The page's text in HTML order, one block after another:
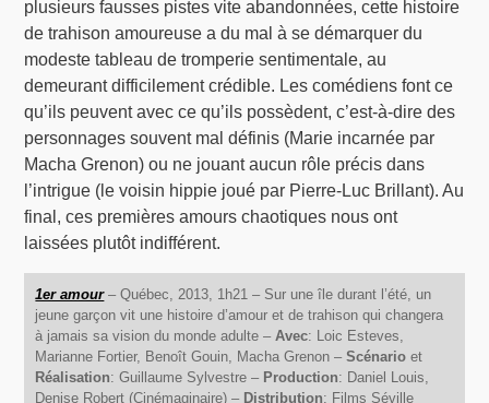
plusieurs fausses pistes vite abandonnées, cette histoire
de trahison amoureuse a du mal à se démarquer du
modeste tableau de tromperie sentimentale, au
demeurant difficilement crédible. Les comédiens font ce
qu’ils peuvent avec ce qu’ils possèdent, c’est-à-dire des
personnages souvent mal définis (Marie incarnée par
Macha Grenon) ou ne jouant aucun rôle précis dans
l’intrigue (le voisin hippie joué par Pierre-Luc Brillant). Au
final, ces premières amours chaotiques nous ont
laissées plutôt indifférent.
1er amour– Québec, 2013, 1h21 – Sur une île durant l’été, un
jeune garçon vit une histoire d’amour et de trahison qui changera
à jamais sa vision du monde adulte – Avec: Loic Esteves,
Marianne Fortier, Benoît Gouin, Macha Grenon –Scénario et
Réalisation: Guillaume Sylvestre – Production: Daniel Louis,
Denise Robert (Cinémaginaire) – Distribution: Films Séville